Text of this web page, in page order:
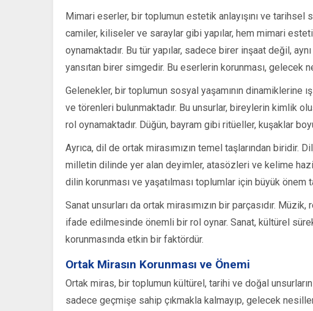
Mimari eserler, bir toplumun estetik anlayışını ve
camiler, kiliseler ve saraylar gibi yapılar, hem mimari
oynamaktadır. Bu tür yapılar, sadece birer inşaat değil,
yansıtan birer simgedir. Bu eserlerin korunması, gelecek
Gelenekler, bir toplumun sosyal yaşamının dinamiklerine
ve törenleri bulunmaktadır. Bu unsurlar, bireylerin kimlik
rol oynamaktadır. Düğün, bayram gibi ritüeller, kuşaklar
Ayrıca, dil de ortak mirasımızın temel taşlarından biridir.
milletin dilinde yer alan deyimler, atasözleri ve kelime
dilin korunması ve yaşatılması toplumlar için büyük önem
Sanat unsurları da ortak mirasımızın bir parçasıdır.
ifade edilmesinde önemli bir rol oynar. Sanat, kültürel
korunmasında etkin bir faktördür.
Ortak Mirasın Korunması ve Önemi
Ortak miras, bir toplumun kültürel, tarihi ve doğal
sadece geçmişe sahip çıkmakla kalmayıp, gelecek